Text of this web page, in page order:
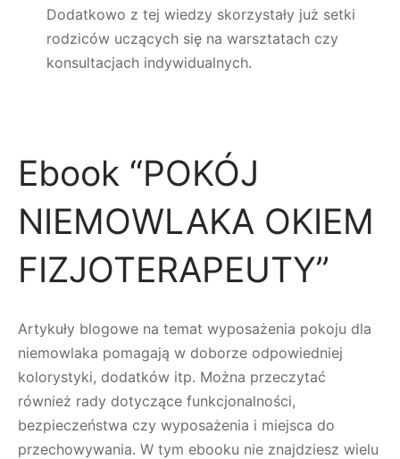
Dodatkowo z tej wiedzy skorzystały już setki
rodziców uczących się na warsztatach czy
konsultacjach indywidualnych.
Ebook “POKÓJ
NIEMOWLAKA OKIEM
FIZJOTERAPEUTY”
Artykuły blogowe na temat wyposażenia pokoju dla
niemowlaka pomagają w doborze odpowiedniej
kolorystyki, dodatków itp. Można przeczytać
również rady dotyczące funkcjonalności,
bezpieczeństwa czy wyposażenia i miejsca do
przechowywania. W tym ebooku nie znajdziesz wielu